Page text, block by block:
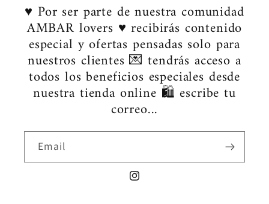
♥ Por ser parte de nuestra comunidad
AMBAR lovers ♥ recibirás contenido
especial y ofertas pensadas solo para
nuestros clientes 💌 tendrás acceso a
todos los beneficios especiales desde
nuestra tienda online 🛍️ escribe tu
correo...
Email
Instagram